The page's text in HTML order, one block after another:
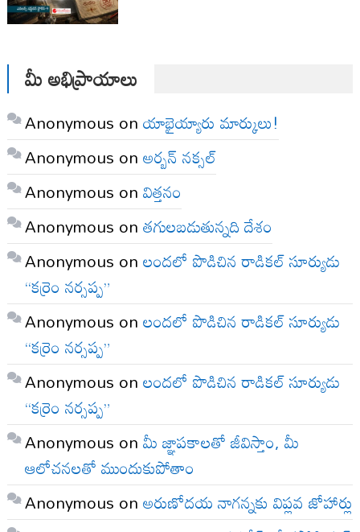
మీ అభిప్రాయాలు
Anonymous onయాభైయ్యారు మార్కులు!
Anonymous onఅర్బన్ నక్సల్
Anonymous onవిత్తనం
Anonymous onతగులబడుతున్నది దేశం
Anonymous onలందలో పొడిచిన రాడికల్ సూర్యుడు
“కర్రెం నర్సప్ప”
Anonymous onలందలో పొడిచిన రాడికల్ సూర్యుడు
“కర్రెం నర్సప్ప”
Anonymous onలందలో పొడిచిన రాడికల్ సూర్యుడు
“కర్రెం నర్సప్ప”
Anonymous onమీ జ్ఞాపకాలతో జీవిస్తాం, మీ
ఆలోచనలతో ముందుకుపోతాం
Anonymous onఅరుణోదయ నాగన్నకు విప్లవ జోహార్లు